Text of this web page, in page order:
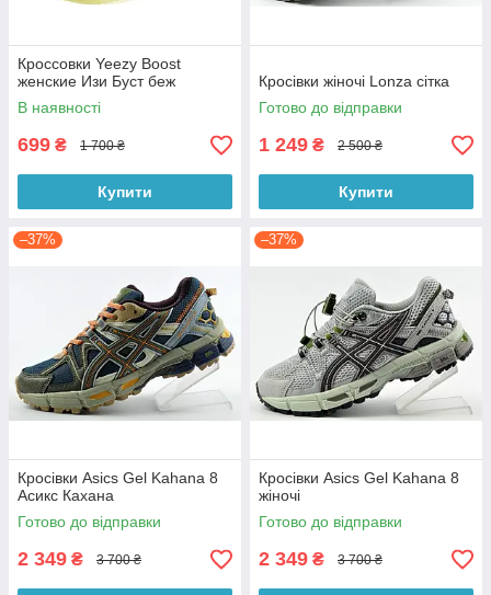
Кроссовки Yeezy Boost
женские Изи Буст беж
В наявності
699 ₴ 1 700 ₴
Купити
Кросівки жіночі Lonza сітка
Готово до відправки
1 249 ₴ 2 500 ₴
Купити
–37%
Кросівки Asics Gel Kahana 8
Асикс Кахана
Готово до відправки
2 349 ₴ 3 700 ₴
–37%
Кросівки Asics Gel Kahana 8
жіночі
Готово до відправки
2 349 ₴ 3 700 ₴